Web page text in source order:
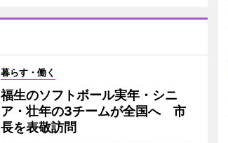
暮らす・働く
福生のソフトボール実年・シニ
ア・壮年の3チームが全国へ 市
長を表敬訪問